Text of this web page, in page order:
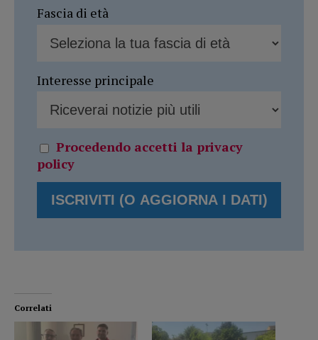
Fascia di età
Interesse principale
Procedendo accetti la privacy
policy
Correlati